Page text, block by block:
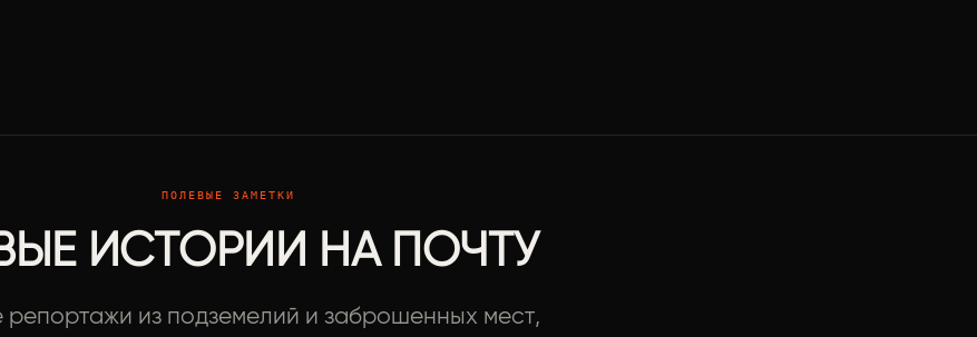
ПОЛЕВЫЕ ЗАМЕТКИ
ИСТОРИИ НА ПОЧТУ
из подземелий и заброшенных мест,